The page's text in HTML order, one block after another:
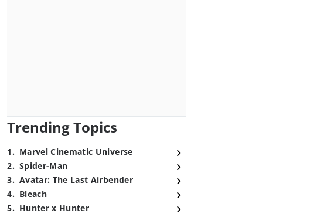
Trending Topics
1. Marvel Cinematic Universe
2. Spider-Man
3. Avatar: The Last Airbender
4. Bleach
5. Hunter x Hunter